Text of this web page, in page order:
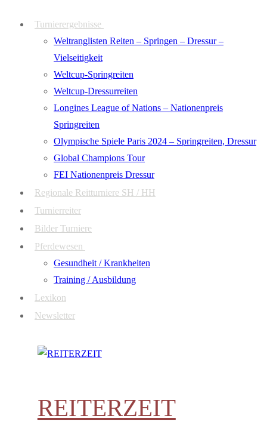
Turnierergebnisse
Weltranglisten Reiten – Springen – Dressur –
Vielseitigkeit
Weltcup-Springreiten
Weltcup-Dressurreiten
Longines League of Nations – Nationenpreis
Springreiten
Olympische Spiele Paris 2024 – Springreiten, Dressur
Global Champions Tour
FEI Nationenpreis Dressur
Regionale Reitturniere SH / HH
Turnierreiter
Bilder Turniere
Pferdewesen
Gesundheit / Krankheiten
Training / Ausbildung
Lexikon
Newsletter
REITERZEIT